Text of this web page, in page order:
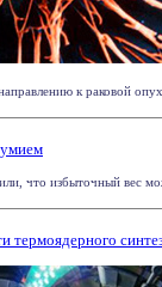
к раковой
что избыточный вес